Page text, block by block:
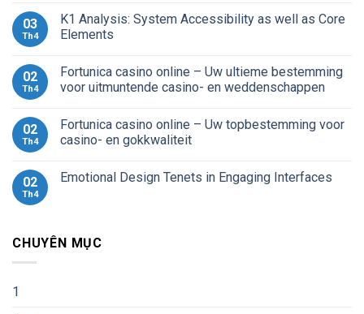
03
Th4
K1 Analysis: System Accessibility as well as Core
Elements
02
Th4
Fortunica casino online – Uw ultieme bestemming
voor uitmuntende casino- en weddenschappen
02
Th4
Fortunica casino online – Uw topbestemming voor
casino- en gokkwaliteit
02
Th4
Emotional Design Tenets in Engaging Interfaces
CHUYÊN MỤC
1